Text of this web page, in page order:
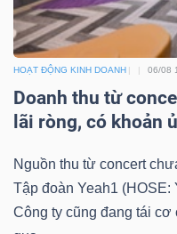
HOẠT ĐỘNG KINH DOANH 06/08
Doanh thu từ
lãi ròng, có khoản
Nguồn thu từ concert
Tập đoàn Yeah1 (HOSE:
Công ty cũng đang tái cơ